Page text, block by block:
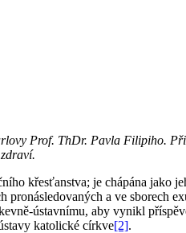
Prof. ThDr. Pavla Filipiho.
křesťanstva; je chápána jako
a ve sborech
ústavnímu, aby vynikl
katolické církve[2].